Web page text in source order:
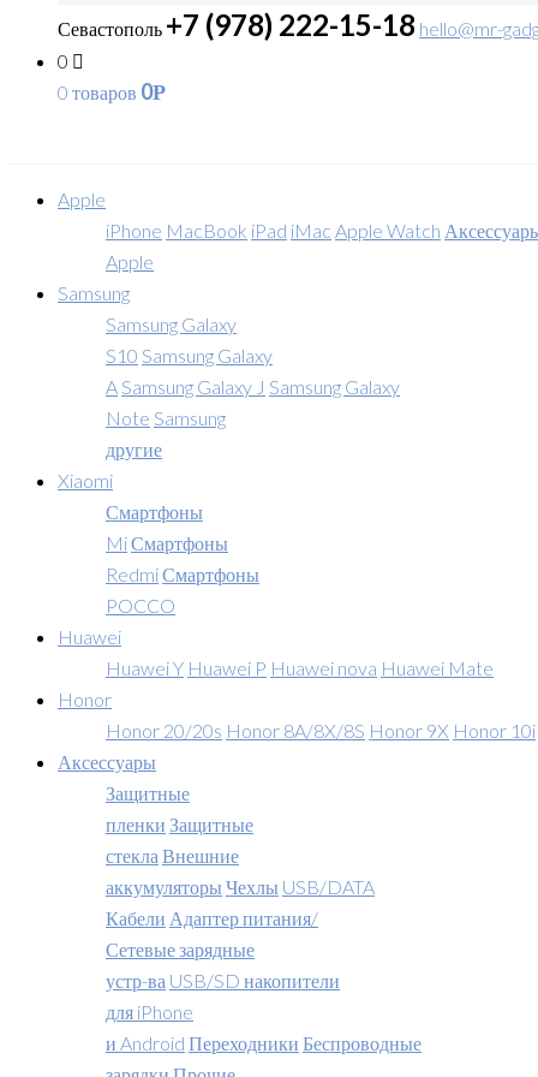
Севастополь +7 (978) 222-15-18 hello@mr-
0
0 товаров 0Р
Apple
iPhone MacBook iPad iMac Apple Watch
Apple
Samsung
Samsung Galaxy
S10 Samsung Galaxy
A Samsung Galaxy J Samsung Galaxy
Note Samsung
другие
Xiaomi
Смартфоны
MiСмартфоны
RedmiСмартфоны
POCCO
Huawei
Huawei Y Huawei P Huawei nova Huawei Mate
Honor
Honor 20/20s Honor 8A/8X/8S Honor 9X Honor 10i
Аксессуары
Защитные
пленки Защитные
стекла Внешние
аккумуляторы Чехлы USB/DATA
Кабели Адаптер питания/
Сетевые зарядные
устр-ва USB/SD накопители
для iPhone
и Android Переходники Беспроводные